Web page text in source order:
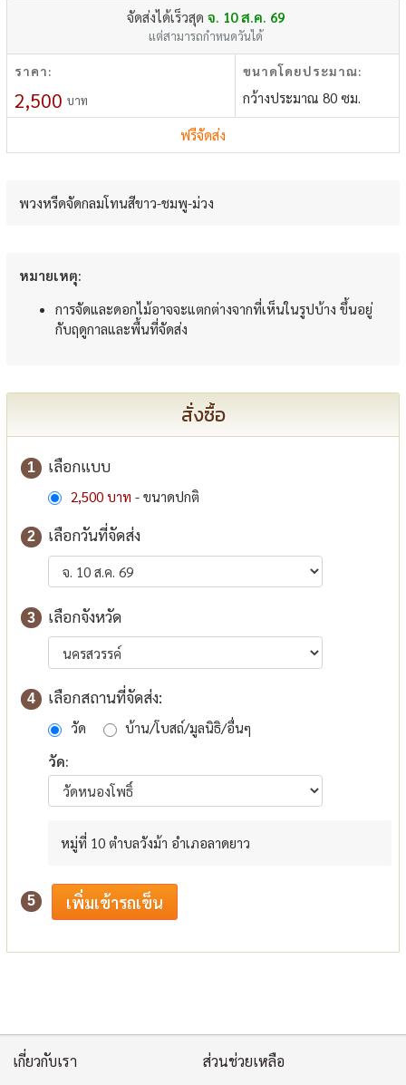
จัดส่งได้เร็วสุด จ. 10 ส.ค. 69
แต่สามารถกำหนดวันได้
ราคา:
2,500 บาท
ขนาดโดยประมาณ:
กว้างประมาณ 80 ซม.
ฟรีจัดส่ง
พวงหรีดจัดกลมโทนสีขาว-ชมพู-ม่วง
หมายเหตุ:
การจัดและดอกไม้อาจจะแตกต่างจากที่เห็นในรูปบ้าง ขึ้นอยู่
กับฤดูกาลและพื้นที่จัดส่ง
สั่งซื้อ
1 เลือกแบบ
2,500 บาท - ขนาดปกติ
2 เลือกวันที่จัดส่ง
3 เลือกจังหวัด
4 เลือกสถานที่จัดส่ง:
วัด
บ้าน/โบสถ์/มูลนิธิ/อื่นๆ
วัด:
หมู่ที่ 10 ตำบลวังม้า อำเภอลาดยาว
5
เกี่ยวกับเรา ส่วนช่วยเหลือ